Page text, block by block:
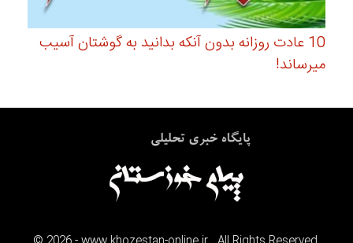
10 عادت روزانه بدون آنکه بدانید به گوشتان آسیب
میرساند!